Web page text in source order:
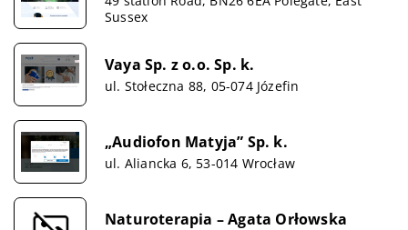
Sussex
Vaya Sp. z o.o. Sp. k.
ul. Stołeczna 88, 05-074 Józefin
„Audiofon Matyja” Sp. k.
ul. Aliancka 6, 53-014 Wrocław
Naturoterapia – Agata Orłowska